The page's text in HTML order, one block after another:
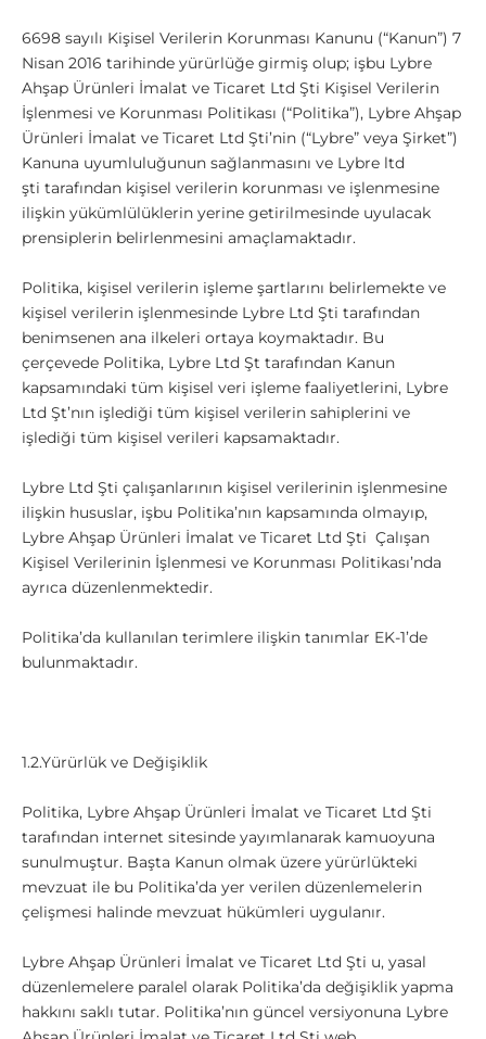
6698 sayılı Kişisel Verilerin Korunması Kanunu (“Kanun”) 7
Nisan 2016 tarihinde yürürlüğe girmiş olup; işbu Lybre
Ahşap Ürünleri İmalat ve Ticaret Ltd Şti Kişisel Verilerin
İşlenmesi ve Korunması Politikası (“Politika”), Lybre Ahşap
Ürünleri İmalat ve Ticaret Ltd Şti’nin (“Lybre” veya Şirket”)
Kanuna uyumluluğunun sağlanmasını ve Lybre ltd
şti tarafından kişisel verilerin korunması ve işlenmesine
ilişkin yükümlülüklerin yerine getirilmesinde uyulacak
prensiplerin belirlenmesini amaçlamaktadır.
Politika, kişisel verilerin işleme şartlarını belirlemekte ve
kişisel verilerin işlenmesinde Lybre Ltd Şti tarafından
benimsenen ana ilkeleri ortaya koymaktadır. Bu
çerçevede Politika, Lybre Ltd Şt tarafından Kanun
kapsamındaki tüm kişisel veri işleme faaliyetlerini, Lybre
Ltd Şt’nın işlediği tüm kişisel verilerin sahiplerini ve
işlediği tüm kişisel verileri kapsamaktadır.
Lybre Ltd Şti çalışanlarının kişisel verilerinin işlenmesine
ilişkin hususlar, işbu Politika’nın kapsamında olmayıp,
Lybre Ahşap Ürünleri İmalat ve Ticaret Ltd Şti Çalışan
Kişisel Verilerinin İşlenmesi ve Korunması Politikası’nda
ayrıca düzenlenmektedir.
Politika’da kullanılan terimlere ilişkin tanımlar EK-1’de
bulunmaktadır.
1.2.Yürürlük ve Değişiklik
Politika, Lybre Ahşap Ürünleri İmalat ve Ticaret Ltd Şti
tarafından internet sitesinde yayımlanarak kamuoyuna
sunulmuştur. Başta Kanun olmak üzere yürürlükteki
mevzuat ile bu Politika’da yer verilen düzenlemelerin
çelişmesi halinde mevzuat hükümleri uygulanır.
Lybre Ahşap Ürünleri İmalat ve Ticaret Ltd Şti u, yasal
düzenlemelere paralel olarak Politika’da değişiklik yapma
hakkını saklı tutar. Politika’nın güncel versiyonuna Lybre